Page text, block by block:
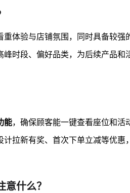
重体验与店铺氛围，同时具备较
时段、偏好品类，为后续产品和
能，确保顾客能一键查看座位和活
拉新有奖、首次下单立减等优惠
什么？